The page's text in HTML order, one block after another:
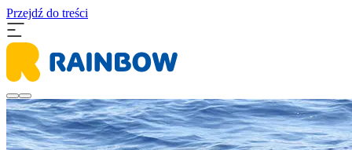
Przejdź do treści